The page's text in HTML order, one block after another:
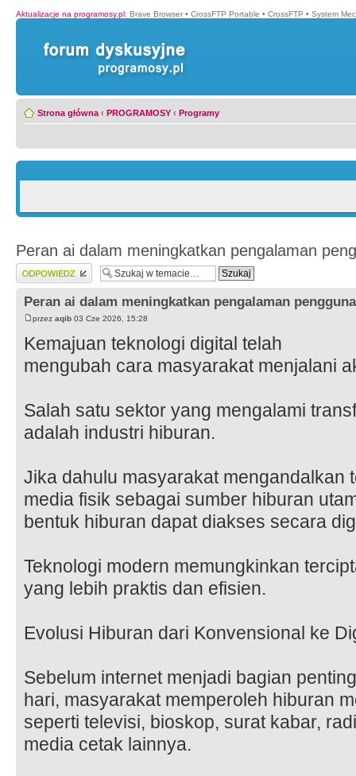
Aktualizacje na programosy.pl: Brave Browser • CrossFTP Portable • CrossFTP • System
Strona główna ‹ PROGRAMOSY ‹ Programy
Peran ai dalam meningkatkan pengalaman
Wyślij odpowiedź
Peran ai dalam meningkatkan pengalaman pengguna
przez aqib 03 Cze 2026, 15:28
Kemajuan teknologi digital telah
mengubah cara masyarakat menjalani
Salah satu sektor yang mengalami
adalah industri hiburan.
Jika dahulu masyarakat mengandalkan
media fisik sebagai sumber hiburan
bentuk hiburan dapat diakses secara
Teknologi modern memungkinkan
yang lebih praktis dan efisien.
Evolusi Hiburan dari Konvensional ke
Sebelum internet menjadi bagian
hari, masyarakat memperoleh hiburan
seperti televisi, bioskop, surat kabar,
media cetak lainnya.